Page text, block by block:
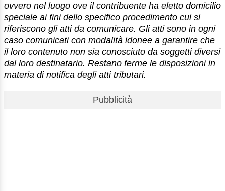
ovvero nel luogo ove il contribuente ha eletto domicilio
speciale ai fini dello specifico procedimento cui si
riferiscono gli atti da comunicare. Gli atti sono in ogni
caso comunicati con modalità idonee a garantire che
il loro contenuto non sia conosciuto da soggetti diversi
dal loro destinatario. Restano ferme le disposizioni in
materia di notifica degli atti tributari.
Pubblicità